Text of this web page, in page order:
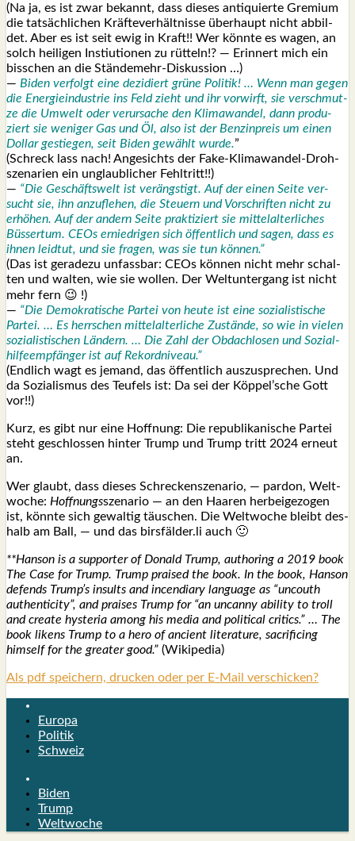
(Na ja, es ist zwar bekannt, dass die­ses anti­quier­te Gre­mi­um
die tat­säch­li­chen Kräf­te­ver­hält­nis­se über­haupt nicht abbil­
det. Aber es ist seit ewig in Kraft!! Wer könn­te es wagen, an
solch hei­li­gen Ins­ti­u­tio­nen zu rüt­teln!? — Erin­nert mich ein
biss­chen an die Stän­de­mehr-Dis­kus­si­on …)
— Biden ver­folgt eine dezi­diert grü­ne Poli­tik! … Wenn man gegen
die Ener­gie­in­dus­trie ins Feld zieht und ihr vor­wirft, sie ver­schmut­
ze die Umwelt oder ver­ur­sa­che den Kli­ma­wan­del, dann pro­du­
ziert sie weni­ger Gas und Öl, also ist der Ben­zin­preis um einen
Dol­lar gestie­gen, seit Biden gewählt wur­de.”
(Schreck lass nach! Ange­sichts der Fake-Kli­ma­wan­del-Droh­
sze­na­ri­en ein unglaub­li­cher Fehl­tritt!!)
— “Die Geschäfts­welt ist ver­ängs­tigt. Auf der einen Sei­te ver­
sucht sie, ihn anzu­fle­hen, die Steu­ern und Vor­schrif­ten nicht zu
erhö­hen. Auf der andern Sei­te prak­ti­ziert sie mit­tel­al­ter­li­ches
Büs­ser­tum. CEOs ernied­ri­gen sich öffent­lich und sagen, dass es
ihnen leid­tut, und sie fra­gen, was sie tun kön­nen.”
(Das ist gera­de­zu unfass­bar: CEOs kön­nen nicht mehr schal­
ten und wal­ten, wie sie wol­len. Der Welt­un­ter­gang ist nicht
mehr fern 😉 !)
— “Die Demo­kra­ti­sche Par­tei von heu­te ist eine sozia­lis­ti­sche
Par­tei. … Es herr­schen mit­tel­al­ter­li­che Zustän­de, so wie in vie­len
sozia­lis­ti­schen Län­dern. … Die Zahl der Obdach­lo­sen und Sozi­al­
hil­fe­emp­fän­ger ist auf Rekord­ni­veau.”
(End­lich wagt es jemand, das öffent­lich aus­zu­spre­chen. Und
da Sozia­lis­mus des Teu­fels ist: Da sei der Köppel’sche Gott
vor!!)
Kurz, es gibt nur eine Hoff­nung: Die repu­bli­ka­ni­sche Par­tei
steht geschlos­sen hin­ter Trump und Trump tritt 2024 erneut
an.
Wer glaubt, dass die­ses Schre­cken­sze­na­rio, — par­don, Welt­
wo­che: Hoff­nungssze­na­rio — an den Haa­ren her­bei­ge­zo­gen
ist, könn­te sich gewal­tig täu­schen. Die Welt­wo­che bleibt des­
halb am Ball, — und das birsfälder.li auch 🙂
**Han­son is a sup­port­er of Donald Trump, aut­ho­ring a 2019 book
The Case for Trump. Trump prai­sed the book. In the book, Han­son
defends Trump’s insults and incen­dia­ry lan­guage as “uncouth
authen­ti­ci­ty”, and prai­ses Trump for “an uncan­ny abili­ty to troll
and crea­te hys­te­ria among his media and poli­ti­cal cri­tics.” … The
book likens Trump to a hero of anci­ent lite­ra­tu­re, sacri­fi­ci­ng
hims­elf for the grea­ter good.” (Wiki­pe­dia)
Als pdf speichern, drucken oder per E-Mail verschicken?
Europa
Politik
Schweiz
Biden
Trump
Weltwoche